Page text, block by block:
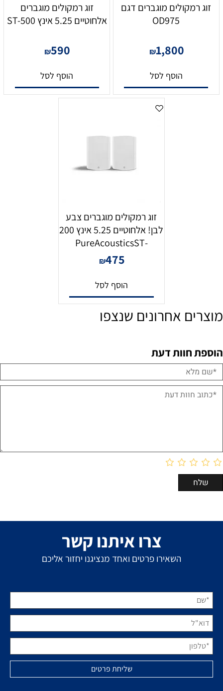
זוג רמקולים מוגברים דגם
OD975
₪1,800
הוסף לסל
זוג רמקולים מוגברים
אלחוטיים 5.25 אינץ ST-500
₪590
הוסף לסל
זוג רמקולים מוגברים צבע
לבן! אלחוטיים 5.25 אינץ 200
-PureAcousticsST
₪475
הוסף לסל
מוצרים אחרונים שנצפו
הוספת חוות דעת
צרו איתנו קשר
השאירו פרטים ואחד מנציגנו יחזור אליכם